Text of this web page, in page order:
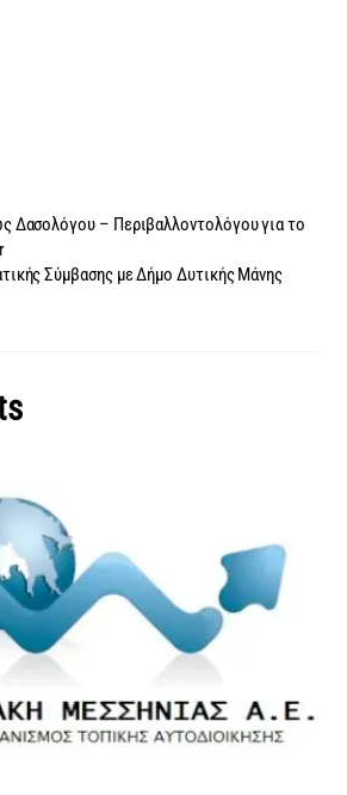
Δασολόγου – Περιβαλλοντολόγου για το
Σύμβασης με Δήμο Δυτικής Μάνης